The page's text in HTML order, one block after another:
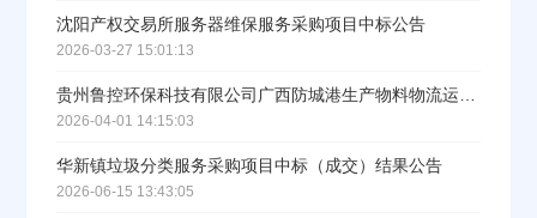
沈阳产权交易所服务器维保服务采购项目中标公告
2026-03-27 15:01:13
贵州鲁控环保科技有限公司广西防城港生产物料物流运输服务项目中标公示
2026-04-01 14:15:03
华新镇垃圾分类服务采购项目中标（成交）结果公告
2026-06-15 13:43:05
立即入驻